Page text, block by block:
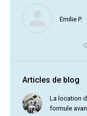
Emilie P.
Articles de blog
La location
formule